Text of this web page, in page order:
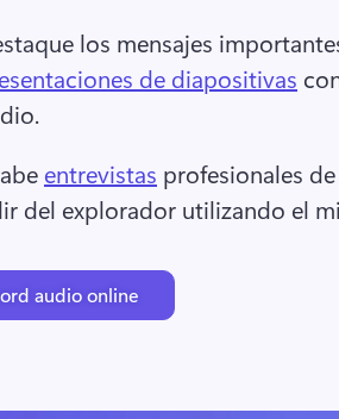
los mensajes
de diapositivas
entrevistas profesionales
del explorador utilizando el
audio online